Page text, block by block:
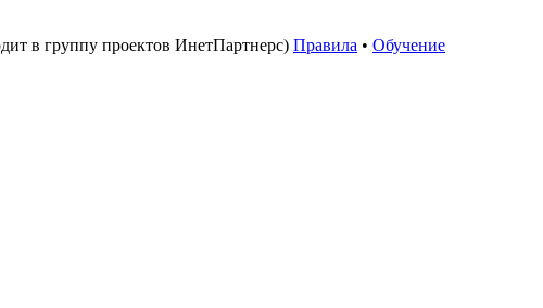
в группу проектов ИнетПартнерс) Правила • Обучение